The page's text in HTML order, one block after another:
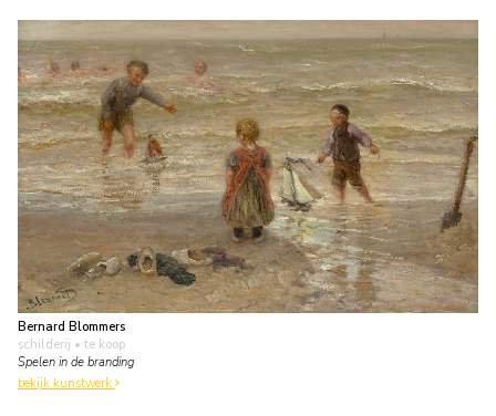
Bernard Blommers
schilderij • te koop
Spelen in de branding
bekijk kunstwerk